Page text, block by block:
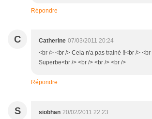
Répondre
C Catherine 07/03/2011 20:24
<br /> <br /> Cela n'a pas trainé !!<br /> <br
Superbe<br /> <br /> <br /> <br />
Répondre
S siobhan 20/02/2011 22:23